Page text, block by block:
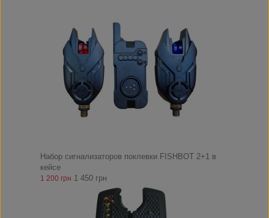
Набор сигнализаторов поклевки FISHBOT 2+1 в
кейсе
1 200 грн 1 450 грн